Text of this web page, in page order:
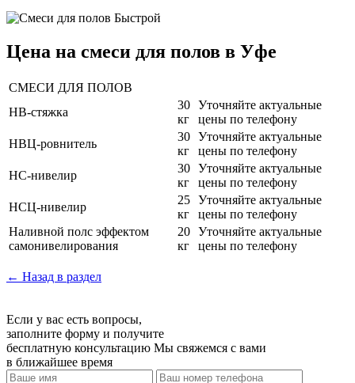
Цена на смеси для полов в Уфе
СМЕСИ ДЛЯ ПОЛОВ
НВ-стяжка
30
кг
Уточняйте актуальные
цены по телефону
НВЦ-ровнитель
30
кг
Уточняйте актуальные
цены по телефону
НС-нивелир
30
кг
Уточняйте актуальные
цены по телефону
НСЦ-нивелир
25
кг
Уточняйте актуальные
цены по телефону
Наливной полс эффектом
самонивелирования
20
кг
Уточняйте актуальные
цены по телефону
← Назад в раздел
Если у вас есть вопросы,
заполните форму и получите
бесплатную консультацию Мы свяжемся с вами
в ближайшее время